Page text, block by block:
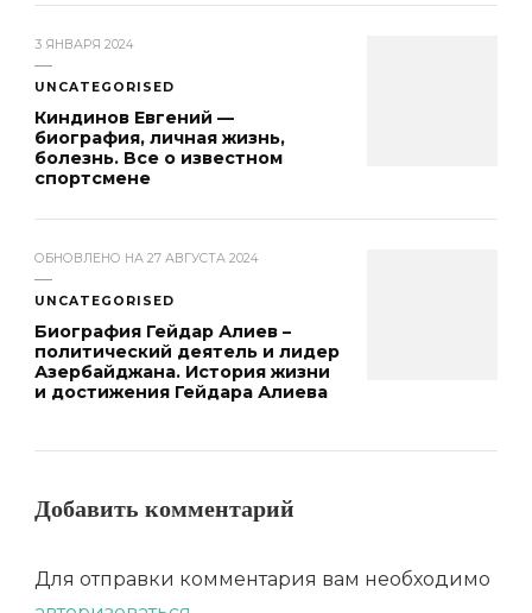
3 ЯНВАРЯ 2024
UNCATEGORISED
Киндинов Евгений —
биография, личная жизнь,
болезнь. Все о известном
спортсмене
ОБНОВЛЕНО НА 27 АВГУСТА 2024
UNCATEGORISED
Биография Гейдар Алиев –
политический деятель и лидер
Азербайджана. История жизни
и достижения Гейдара Алиева
Добавить комментарий
Для отправки комментария вам необходимо